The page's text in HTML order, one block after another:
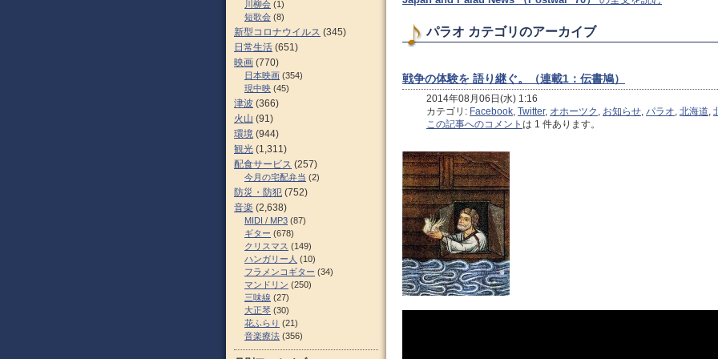
パラオ カテゴリのアーカイブ
戦争の体験を 語り継ぐ。（連載1：伝書鳩）
2014年08月06日(水) 1:16
カテゴリ: Facebook Twitter, オホーツク お知らせ パラオ 北海道
この記事へのコメント は 1 件あります。
川柳会 (1)
短歌会 (8)
新型コロナウイルス (345)
日常生活 (651)
映画 (770)
日本映画 (354)
現中映 (45)
津波 (366)
火山 (91)
環境 (944)
観光 (1,311)
配食サービス (257)
今月の宅配弁当 (2)
防災・防犯 (752)
音楽 (2,638)
MIDI / MP3 (87)
ギター (678)
クリスマス (149)
ハンガリー人 (10)
フラメンコギター (34)
マンドリン (250)
三味線 (27)
大正琴 (30)
花ふらり (21)
音楽療法 (356)